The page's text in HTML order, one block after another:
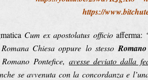
https://
Cum ex apostolatus officioafferma:
Chiesa oppure lo stesso
Pontefice, avesse deviato dalla
se avvenuta con la concordanza e